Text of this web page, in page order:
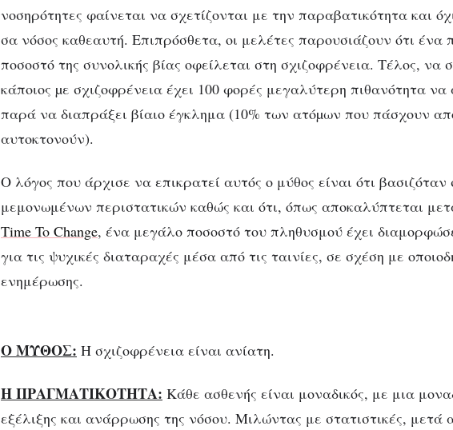
νοσηρότητες φαίνεται να σχετίζονται με την παραβατικότητα και
σα νόσος καθεαυτή. Επιπρόσθετα, οι μελέτες παρουσιάζουν ότι ένα
ποσοστό της συνολικής βίας οφείλεται στη σχιζοφρένεια. Τέλος, να
κάποιος µε σχιζοφρένεια έχει 100 φορές μεγαλύτερη πιθανότητα να
παρά να διαπράξει βίαιο έγκλημα (10% των ατόµων που πάσχουν
αυτοκτονούν).
Ο λόγος που άρχισε να επικρατεί αυτός ο μύθος είναι ότι βασιζόταν
μεμονωμένων περιστατικών καθώς και ότι, όπως αποκαλύπτεται
Time To Change, ένα μεγάλο ποσοστό του πληθυσμού έχει
για τις ψυχικές διαταραχές μέσα από τις ταινίες, σε σχέση με
ενημέρωσης.
Ο ΜΥΘΟΣ: Η σχιζοφρένεια είναι ανίατη.
Η ΠΡΑΓΜΑΤΙΚΟΤΗΤΑ: Κάθε ασθενής είναι μοναδικός, με μια
εξέλιξης και ανάρρωσης της νόσου. Μιλώντας με στατιστικές, μετά